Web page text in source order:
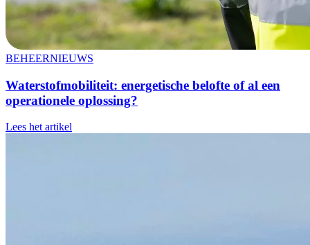
BEHEERNIEUWS
Waterstofmobiliteit: energetische belofte of al een
operationele oplossing?
Lees het artikel